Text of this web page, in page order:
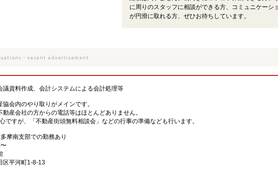
に周りのスタッフに相談ができる方、コミュニケーシ
が円滑に取れる方、ぜひお待ちしています。
議資料作成、会計システムによる会計処理等
協会内のやり取りがメインです。
動産会社の方からの電話等はほとんどありません。
ですが、「不動産街頭無料相談会」などの行事の準備なども行います。
摩南支部での勤務あり
区平河町1-8-13